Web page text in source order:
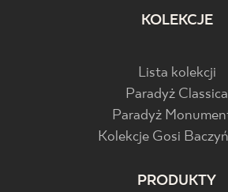
KOLEKCJE
Lista kolekcji
Paradyż Classica
Paradyż
Kolekcje Gosi
PRODUKTY